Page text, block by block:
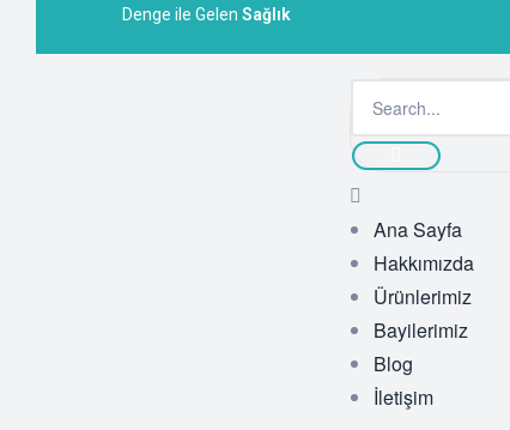
Denge ile Gelen Sağlık
Ana Sayfa
Hakkımızda
Ürünlerimiz
Bayilerimiz
Blog
İletişim